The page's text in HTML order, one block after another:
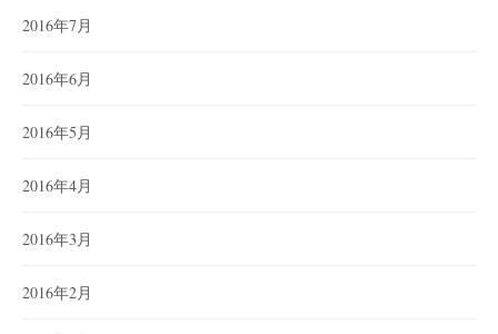
2016年7月
2016年6月
2016年5月
2016年4月
2016年3月
2016年2月